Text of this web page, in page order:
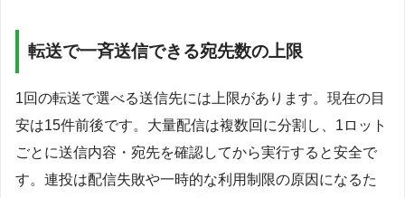
転送で一斉送信できる宛先数の上限
1回の転送で選べる送信先には上限があります。現在の目
安は15件前後です。大量配信は複数回に分割し、1ロット
ごとに送信内容・宛先を確認してから実行すると安全で
す。連投は配信失敗や一時的な利用制限の原因になるた